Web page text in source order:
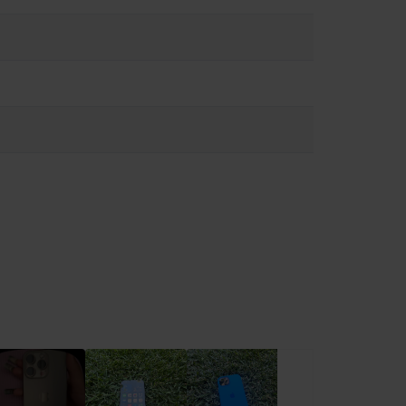
да Ви разсее и да доведе до опасни ситуации
правилата, които забраняват или ограничават